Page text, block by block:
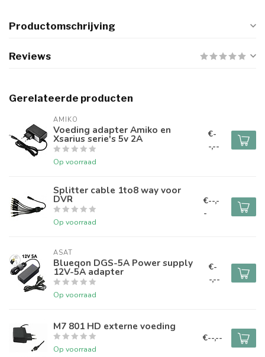
Productomschrijving
Reviews
Gerelateerde producten
AMIKO
Voeding adapter Amiko en
Xsarius serie's 5v 2A
Op voorraad
€-
-,--
Splitter cable 1to8 way voor
DVR
Op voorraad
€--,-
-
ASAT
Blueqon DGS-5A Power supply
12V-5A adapter
Op voorraad
€-
-,--
M7 801 HD externe voeding
Op voorraad
€--,--